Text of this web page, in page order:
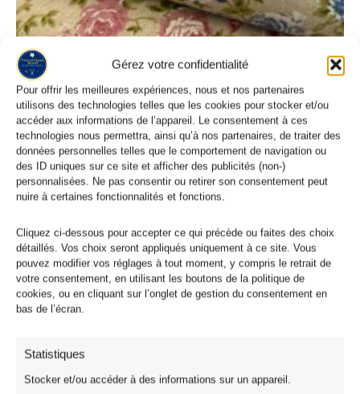
Gérez votre confidentialité
Pour offrir les meilleures expériences, nous et nos partenaires
utilisons des technologies telles que les cookies pour stocker et/ou
accéder aux informations de l’appareil. Le consentement à ces
technologies nous permettra, ainsi qu’à nos partenaires, de traiter des
données personnelles telles que le comportement de navigation ou
des ID uniques sur ce site et afficher des publicités (non-)
personnalisées. Ne pas consentir ou retirer son consentement peut
nuire à certaines fonctionnalités et fonctions.
Cliquez ci-dessous pour accepter ce qui précède ou faites des choix
détaillés. Vos choix seront appliqués uniquement à ce site. Vous
pouvez modifier vos réglages à tout moment, y compris le retrait de
votre consentement, en utilisant les boutons de la politique de
cookies, ou en cliquant sur l’onglet de gestion du consentement en
bas de l’écran.
Statistiques
Stocker et/ou accéder à des informations sur un appareil.
Tissu Polycoton Aspect Lin
Tissu Polycoton Largeur 280cm Fleur Cottage Aspect Lin : 3
Coloris
Produits similaires